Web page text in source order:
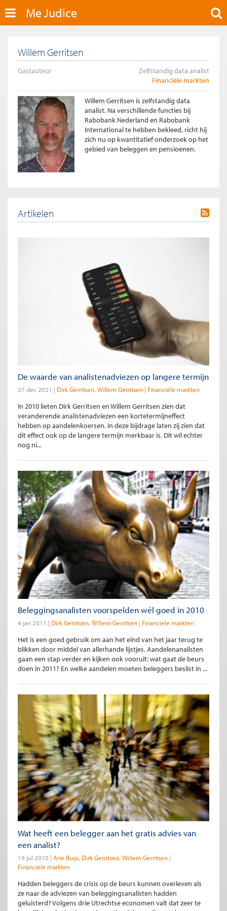
Me Judice
Willem Gerritsen
Gastauteur
Zelfstandig data analist
Financiële markten
Willem Gerritsen is zelfstandig data
analist. Na verschillende functies bij
Rabobank Nederland en Rabobank
International te hebben bekleed, richt hij
zich nu op kwantitatief onderzoek op het
gebied van beleggen en pensioenen.
Artikelen
De waarde van analistenadviezen op langere termijn
27 dec 2021 Dirk Gerritsen Willem Gerritsen Financiële markten
In 2010 lieten Dirk Gerritsen en Willem Gerritsen zien dat
veranderende analistenadviezen een kortetermijneffect
hebben op aandelenkoersen. In deze bijdrage laten zij zien dat
dit effect ook op de langere termijn merkbaar is. Dit wil echter
nog ni...
Beleggingsanalisten voorspelden wél goed in 2010
4 jan 2011 Dirk Gerritsen Willem Gerritsen Financiële markten
Het is een goed gebruik om aan het eind van het jaar terug te
blikken door middel van allerhande lijstjes. Aandelenanalisten
gaan een stap verder en kijken ook vooruit: wat gaat de beurs
doen in 2011? En welke aandelen moeten beleggers beslist in ...
Wat heeft een belegger aan het gratis advies van
een analist?
19 jul 2010 Arie Buijs Dirk Gerritsen Willem Gerritsen
Financiële markten
Hadden beleggers de crisis op de beurs kunnen overleven als
ze naar de adviezen van beleggingsanalisten hadden
geluisterd? Volgens drie Utrechtse economen valt dat zeer te